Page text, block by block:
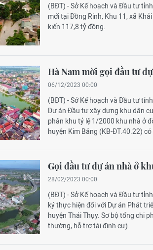
(BĐT) - Sở Kế hoạch và Đầu tư
mới tại Đồng Rinh, Khu 11, xã
kiến 117,8 tỷ đồng.
Hà Nam mời gọi đầu tư
06/12/2023 00:00
(BĐT) - Sở Kế hoạch và Đầu tư
Dự án Đầu tư xây dựng khu dân
phân khu tỷ lệ 1/2000 khu nhà ở
huyện Kim Bảng (KB-ĐT.40.22)
Gọi đầu tư dự án nhà ở
28/02/2023 00:00
(BĐT) - Sở Kế hoạch và Đầu tư
ký thực hiện đối với Dự án Phát
huyện Thái Thụy. Sơ bộ tổng chi
thường, hỗ trợ tái định cư).